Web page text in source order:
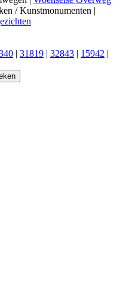
/ Kunstmonumenten |
| 31819 | 32843 | 15942 |